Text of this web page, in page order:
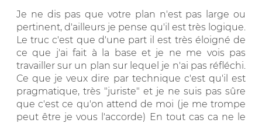
Je ne dis pas que votre plan n'est pas large ou
pertinent, d'ailleurs je pense qu'il est très logique.
Le truc c'est que d'une part il est très éloigné de
ce que j'ai fait à la base et je ne me vois pas
travailler sur un plan sur lequel je n'ai pas réfléchi.
Ce que je veux dire par technique c'est qu'il est
pragmatique, très "juriste" et je ne suis pas sûre
que c'est ce qu'on attend de moi (je me trompe
peut être je vous l'accorde) En tout cas ca ne le